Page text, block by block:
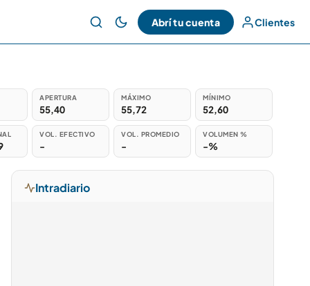
Abrí tu cuenta Clientes
APERTURA
55,40
MÁXIMO
55,72
MÍNIMO
52,60
VOL. EFECTIVO
-
VOL. PROMEDIO
-
VOLUMEN %
-%
Intradiario